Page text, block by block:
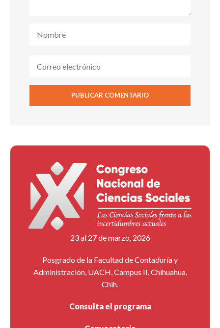
23 al 27 de marzo, 2026
Posgrado de la Facultad de Contaduría y
Administración, UACH, Campus II, Chihuahua,
Chih.
Consulta el programa